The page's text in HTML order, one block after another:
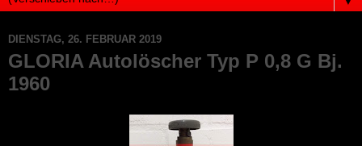
DIENSTAG, 26. FEBRUAR 2019
GLORIA Autolöscher Typ P 0,8 G Bj.
1960